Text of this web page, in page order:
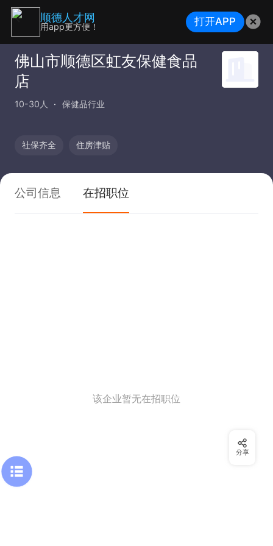
佛山市顺德区虹友保健食品
店
10-30人 保健品行业
社保齐全 住房津贴
公司信息 在招职位
该企业暂无在招职位
分享
顺德人才网
用app更方便！ 打开APP